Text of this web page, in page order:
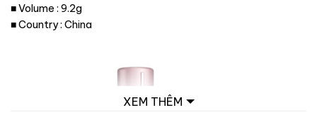
■ Volume : 9.2g
■ Country : China
XEM THÊM